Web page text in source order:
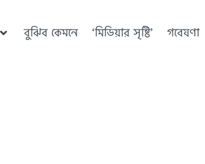
বুঝিব কেমনে ‘মিডিয়ার সৃষ্টি’ গবেষণা